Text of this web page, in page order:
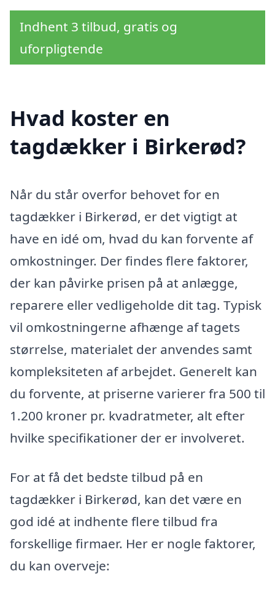
Indhent 3 tilbud, gratis og
uforpligtende
Hvad koster en
tagdækker i Birkerød?
Når du står overfor behovet for en
tagdækker i Birkerød, er det vigtigt at
have en idé om, hvad du kan forvente af
omkostninger. Der findes flere faktorer,
der kan påvirke prisen på at anlægge,
reparere eller vedligeholde dit tag. Typisk
vil omkostningerne afhænge af tagets
størrelse, materialet der anvendes samt
kompleksiteten af arbejdet. Generelt kan
du forvente, at priserne varierer fra 500 til
1.200 kroner pr. kvadratmeter, alt efter
hvilke specifikationer der er involveret.
For at få det bedste tilbud på en
tagdækker i Birkerød, kan det være en
god idé at indhente flere tilbud fra
forskellige firmaer. Her er nogle faktorer,
du kan overveje: